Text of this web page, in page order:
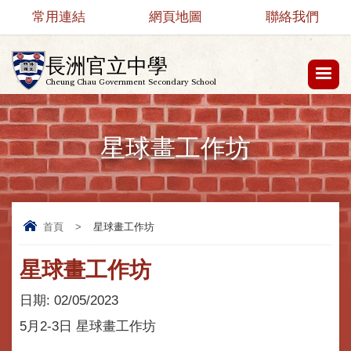
長洲官立中學
Cheung Chau Government Secondary School
常用連結 網頁地圖 聯絡我們
星球畫工作坊
首頁 > 星球畫工作坊
星球畫工作坊
日期: 02/05/2023
5月2-3日 星球畫工作坊